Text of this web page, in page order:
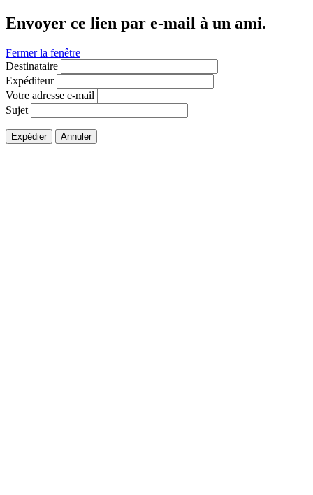
Envoyer ce lien par e-mail à un ami.
Fermer la fenêtre
Destinataire
Expéditeur
Votre adresse e-mail
Sujet
Expédier Annuler